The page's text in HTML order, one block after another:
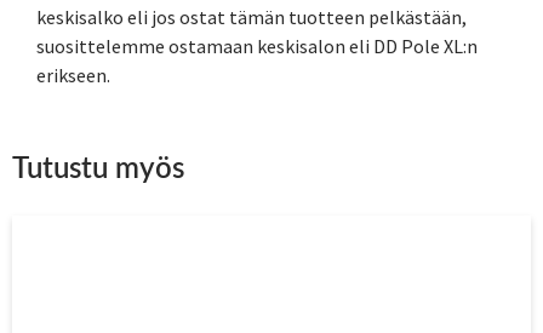
keskisalko eli jos ostat tämän tuotteen pelkästään,
suosittelemme ostamaan keskisalon eli DD Pole XL:n
erikseen.
Tutustu myös